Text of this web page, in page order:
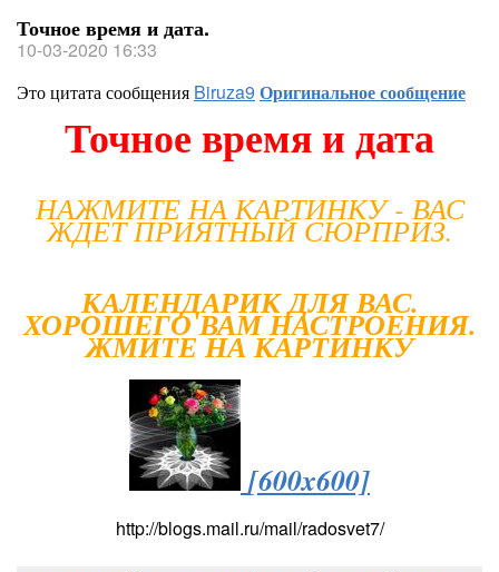
Точное время и дата.
10-03-2020 16:33
Это цитата сообщения Biruza9 Оригинальное сообщение
Точное время и дата
НАЖМИТЕ НА КАРТИНКУ - ВАС
ЖДЕТ ПРИЯТНЫЙ СЮРПРИЗ.
КАЛЕНДАРИК ДЛЯ ВАС.
ХОРОШЕГО ВАМ НАСТРОЕНИЯ.
ЖМИТЕ НА КАРТИНКУ
[600x600]
http://blogs.mail.ru/mail/radosvet7/